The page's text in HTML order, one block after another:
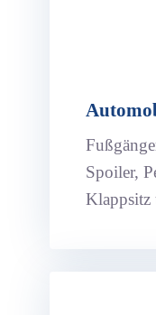
Spoiler,
Klappsitz